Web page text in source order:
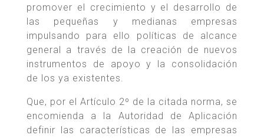
promover el crecimiento y el desarrollo de
las pequeñas y medianas empresas
impulsando para ello políticas de alcance
general a través de la creación de nuevos
instrumentos de apoyo y la consolidación
de los ya existentes.
Que, por el Artículo 2º de la citada norma, se
encomienda a la Autoridad de Aplicación
definir las características de las empresas